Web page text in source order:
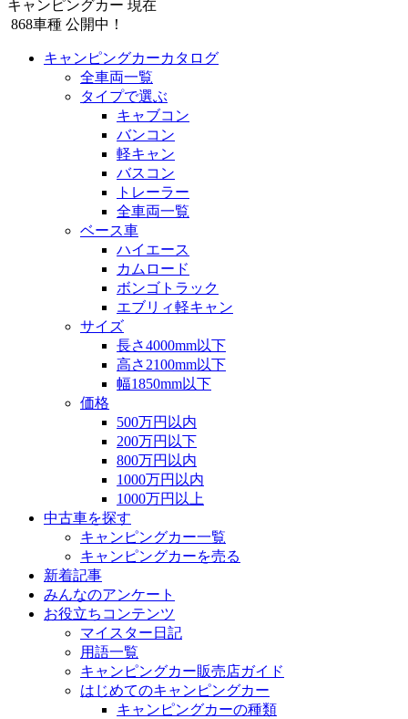
キャンピングカー 現在
868車種 公開中！
キャンピングカーカタログ
全車両一覧
タイプで選ぶ
キャブコン
バンコン
軽キャン
バスコン
トレーラー
全車両一覧
ベース車
ハイエース
カムロード
ボンゴトラック
エブリィ軽キャン
サイズ
長さ4000mm以下
高さ2100mm以下
幅1850mm以下
価格
500万円以内
200万円以下
800万円以内
1000万円以内
1000万円以上
中古車を探す
キャンピングカー一覧
キャンピングカーを売る
新着記事
みんなのアンケート
お役立ちコンテンツ
マイスター日記
用語一覧
キャンピングカー販売店ガイド
はじめてのキャンピングカー
キャンピングカーの種類